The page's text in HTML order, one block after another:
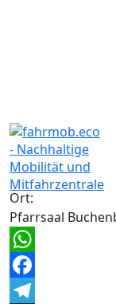
Ort:
Pfarrsaal
WhatsApp
Facebook